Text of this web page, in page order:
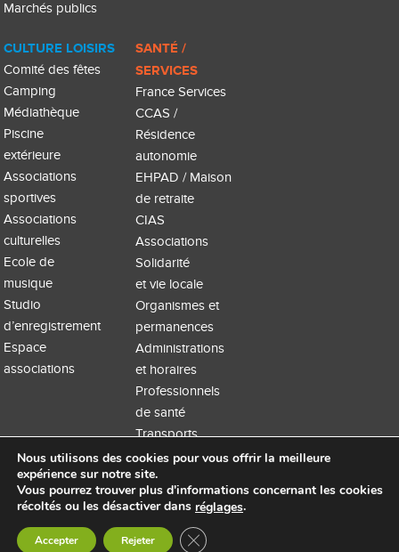
Marchés publics
CULTURE LOISIRS
Comité des fêtes
Camping
Médiathèque
Piscine
extérieure
Associations
sportives
Associations
culturelles
Ecole de
musique
Studio
d’enregistrement
Espace
associations
SANTÉ /
SERVICES
France Services
CCAS /
Résidence
autonomie
EHPAD / Maison
de retraite
CIAS
Associations
Solidarité
et vie locale
Organismes et
permanences
Administrations
et horaires
Professionnels
de santé
Transports
Accueil Extranet Mentions légales
Site WordPress par Nouvel oeil
Nous utilisons des cookies pour vous offrir la meilleure
expérience sur notre site.
Vous pourrez trouver plus d'informations concernant les cookies
récoltés ou les désactiver dans réglages.
Accepter Rejeter Fermer la bannière des cookies